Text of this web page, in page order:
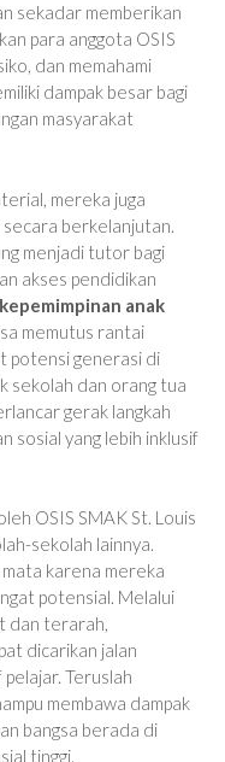
sekadar memberikan
para anggota OSIS
dan memahami
dampak besar bagi
masyarakat
mereka juga
secara berkelanjutan.
menjadi tutor bagi
akses pendidikan
kepemimpinan anak
memutus rantai
potensi generasi di
sekolah dan orang tua
gerak langkah
sosial yang lebih inklusif
OSIS SMAK St. Louis
sekolah lainnya.
karena mereka
potensial. Melalui
dan terarah,
dicarikan jalan
Teruslah
membawa dampak
bangsa berada di
tinggi.